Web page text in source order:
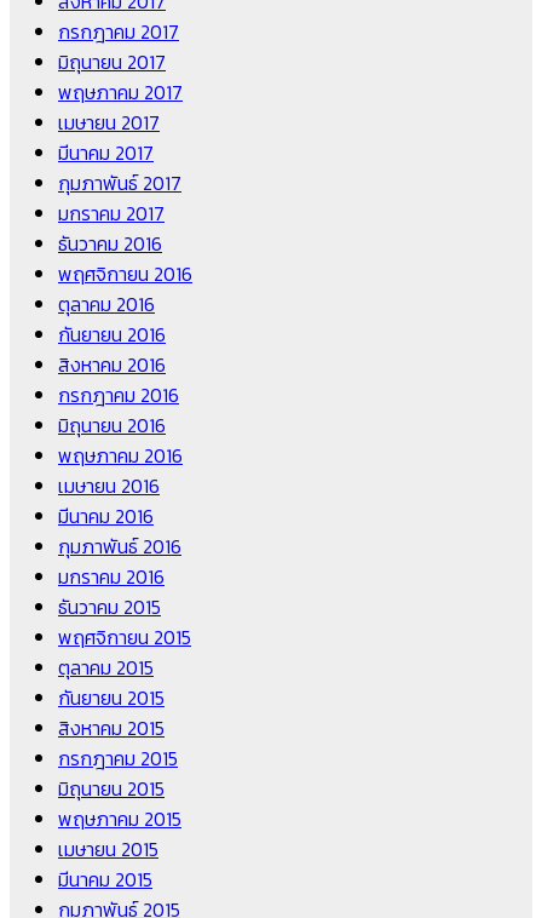
กรกฎาคม 2017
มิถุนายน 2017
พฤษภาคม 2017
เมษายน 2017
มีนาคม 2017
กุมภาพันธ์ 2017
มกราคม 2017
ธันวาคม 2016
พฤศจิกายน 2016
ตุลาคม 2016
กันยายน 2016
สิงหาคม 2016
กรกฎาคม 2016
มิถุนายน 2016
พฤษภาคม 2016
เมษายน 2016
มีนาคม 2016
กุมภาพันธ์ 2016
มกราคม 2016
ธันวาคม 2015
พฤศจิกายน 2015
ตุลาคม 2015
กันยายน 2015
สิงหาคม 2015
กรกฎาคม 2015
มิถุนายน 2015
พฤษภาคม 2015
เมษายน 2015
มีนาคม 2015
กุมภาพันธ์ 2015